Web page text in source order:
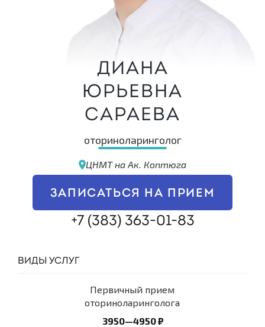
Диана
Юрьевна
Сараева
оториноларинголог
ЦНМТ на Ак. Коптюга
ЗАПИСАТЬСЯ НА ПРИЕМ
+7 (383) 363-01-83
ВИДЫ УСЛУГ
Первичный прием
оториноларинголога
3950—4950 ₽